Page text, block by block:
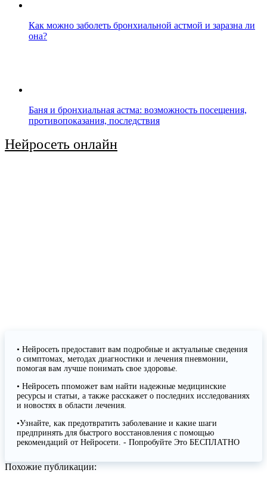
Как можно заболеть бронхиальной астмой и заразна ли
она?
Баня и бронхиальная астма: возможность посещения,
противопоказания, последствия
Нейросеть онлайн
• Нейросеть предоставит вам подробные и актуальные сведения
о симптомах, методах диагностики и лечения пневмонии,
помогая вам лучше понимать свое здоровье.
• Нейросеть ппоможет вам найти надежные медицинские
ресурсы и статьи, а также расскажет о последних исследованиях
и новостях в области лечения.
•Узнайте, как предотвратить заболевание и какие шаги
предпринять для быстрого восстановления с помощью
рекомендаций от Нейросети. - Попробуйте Это БЕСПЛАТНО
Похожие публикации: